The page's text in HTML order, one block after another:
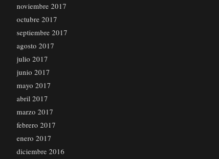
noviembre 2017
octubre 2017
septiembre 2017
agosto 2017
julio 2017
junio 2017
mayo 2017
abril 2017
marzo 2017
febrero 2017
enero 2017
diciembre 2016